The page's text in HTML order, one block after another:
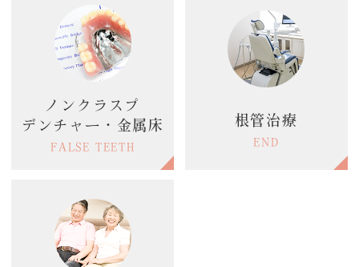
ノンクラスプ
デンチャー・金属床
FALSE TEETH
根管治療
END